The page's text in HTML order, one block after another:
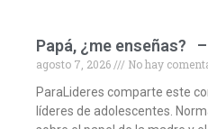
Papá, ¿me enseñas?
agosto 7, 2026
No hay
ParaLideres comparte este
líderes de adolescentes.